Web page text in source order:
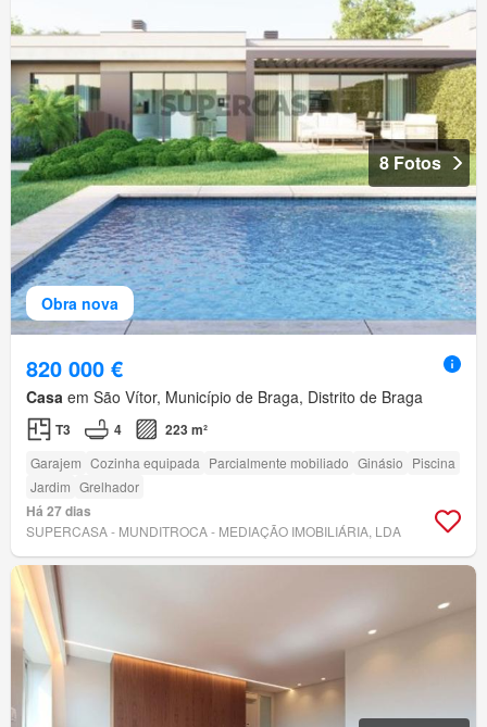
Obra nova
8 Fotos
820 000 €
Casa em São Vítor, Município de Braga, Distrito de Braga
T3 4 223 m²
Garajem Cozinha equipada Parcialmente mobiliado Ginásio Piscina
Jardim Grelhador
Há 27 dias
SUPERCASA - MUNDITROCA - MEDIAÇÃO IMOBILIÁRIA, LDA